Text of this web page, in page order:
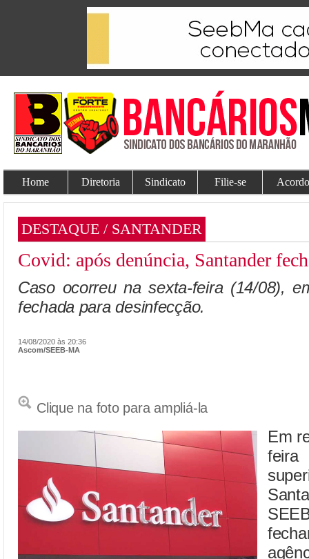
Home Diretoria Sindicato Filie-se
DESTAQUE / SANTANDER
Covid: após denúncia, Santander
Caso ocorreu na sexta-feira (14/08),
fechada para desinfecção.
14/08/2020 às 20:36
Ascom/SEEB-MA
Clique na foto para ampliá-la
Em